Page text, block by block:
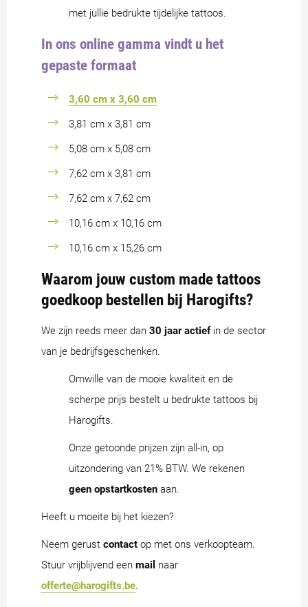
met jullie bedrukte tijdelijke tattoos.
In ons online gamma vindt u het
gepaste formaat
3,60 cm x 3,60 cm
3,81 cm x 3,81 cm
5,08 cm x 5,08 cm
7,62 cm x 3,81 cm
7,62 cm x 7,62 cm
10,16 cm x 10,16 cm
10,16 cm x 15,26 cm
Waarom jouw custom made tattoos
goedkoop bestellen bij Harogifts?
We zijn reeds meer dan 30 jaar actiefin de sector
van je bedrijfsgeschenken.
Omwille van de mooie kwaliteit en de
scherpe prijs bestelt u bedrukte tattoos bij
Harogifts.
Onze getoonde prijzen zijn all-in, op
uitzondering van 21% BTW. We rekenen
geen opstartkosten aan.
Heeft u moeite bij het kiezen?
Neem gerust contact op met ons verkoopteam.
Stuur vrijblijvend een mail naar
offerte@harogifts.be.